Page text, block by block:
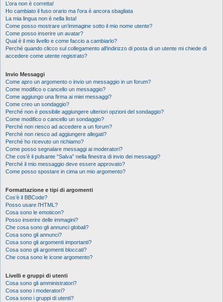
L’ora non è corretta!
Ho cambiato il fuso orario ma l’ora è ancora sbagliata
La mia lingua non è nella lista!
Come posso mostrare un’immagine sotto il mio nome utente?
Come posso inserire un avatar?
Qual è il mio livello e come faccio a cambiarlo?
Perché quando clicco sul collegamento all’indirizzo di posta di un utente mi chiede di
accedere come utente registrato?
Invio Messaggi
Come apro un argomento o invio un messaggio in un forum?
Come modifico o cancello un messaggio?
Come aggiungo una firma ai miei messaggi?
Come creo un sondaggio?
Perché non è possibile aggiungere ulteriori opzioni del sondaggio?
Come modifico o cancello un sondaggio?
Perché non riesco ad accedere a un forum?
Perché non riesco ad aggiungere allegati?
Perché ho ricevuto un richiamo?
Come posso segnalare messaggi ai moderatori?
Che cos’è il pulsante “Salva” nella finestra di invio dei messaggi?
Perché il mio messaggio deve essere approvato?
Come posso spostare in cima un mio argomento?
Formattazione e tipi di argomenti
Cos’è il BBCode?
Posso usare l’HTML?
Cosa sono le emoticon?
Posso inserire delle immagini?
Che cosa sono gli annunci globali?
Cosa sono gli annunci?
Cosa sono gli argomenti importanti?
Cosa sono gli argomenti bloccati?
Che cosa sono le icone argomento?
Livelli e gruppi di utenti
Cosa sono gli amministratori?
Cosa sono i moderatori?
Cosa sono i gruppi di utenti?